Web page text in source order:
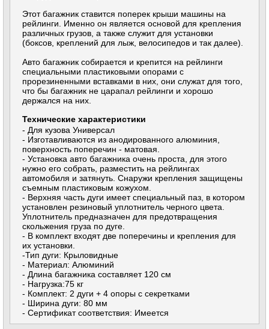
Этот багажник ставится поперек крыши машины на
рейлинги. Именно он является основой для крепления
различных грузов, а также служит для установки
(боксов, креплений для лыж, велосипедов и так далее).
Авто багажник собирается и крепится на рейлинги
специальными пластиковыми опорами с
прорезиненными вставками в них, они служат для того,
что бы багажник не царапал рейлинги и хорошо
держался на них.
Технические характеристики
- Для кузова Универсал
- Изготавливаются из анодированного алюминия,
поверхность поперечин - матовая.
- Установка авто багажника очень проста, для этого
нужно его собрать, разместить на рейлингах
автомобиля и затянуть. Снаружи крепления защищены
съемным пластиковым кожухом.
- Верхняя часть дуги имеет специальный паз, в котором
установлен резиновый уплотнитель черного цвета.
Уплотнитель предназначен для предотвращения
скольжения груза по дуге.
- В комплект входят две поперечины и крепления для
их установки.
-Тип дуги: Крыловидные
- Материал: Алюминий
- Длина багажника составляет 120 см
- Нагрузка:75 кг
- Комплект: 2 дуги + 4 опоры с секретками
- Ширина дуги: 80 мм
- Сертификат соответствия: Имеется